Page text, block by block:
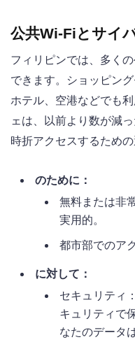
公共Wi-Fiとサイ
フィリピンでは、多く
できます。ショッピン
ホテル、空港などでも
ェは、以前より数が減
時折アクセスするための
のために：
無料または非
実用的。
都市部でのア
に対して：
セキュリティ
キュリティで
なたのデータ